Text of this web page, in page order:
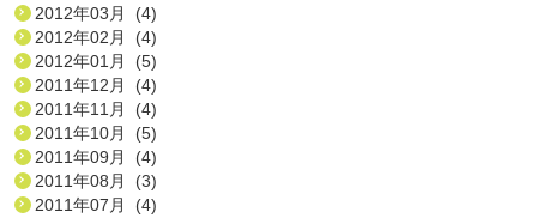
2012年03月 (4)
2012年02月 (4)
2012年01月 (5)
2011年12月 (4)
2011年11月 (4)
2011年10月 (5)
2011年09月 (4)
2011年08月 (3)
2011年07月 (4)